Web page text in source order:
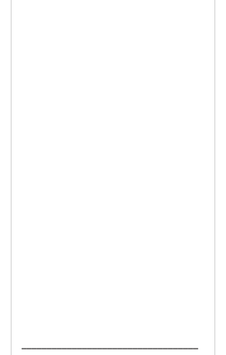
━━━━━━━━━━━━━━━━━━━━━━━━━━━━━━━━━━━